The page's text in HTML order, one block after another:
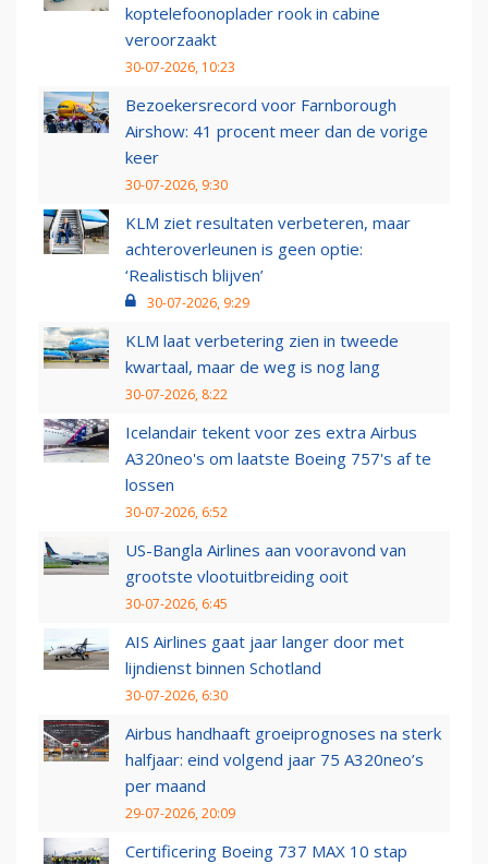
koptelefoonoplader rook in cabine
veroorzaakt
30-07-2026, 10:23
Bezoekersrecord voor Farnborough
Airshow: 41 procent meer dan de vorige
keer
30-07-2026, 9:30
KLM ziet resultaten verbeteren, maar
achteroverleunen is geen optie:
‘Realistisch blijven’
30-07-2026, 9:29
KLM laat verbetering zien in tweede
kwartaal, maar de weg is nog lang
30-07-2026, 8:22
Icelandair tekent voor zes extra Airbus
A320neo's om laatste Boeing 757's af te
lossen
30-07-2026, 6:52
US-Bangla Airlines aan vooravond van
grootste vlootuitbreiding ooit
30-07-2026, 6:45
AIS Airlines gaat jaar langer door met
lijndienst binnen Schotland
30-07-2026, 6:30
Airbus handhaaft groeiprognoses na sterk
halfjaar: eind volgend jaar 75 A320neo’s
per maand
29-07-2026, 20:09
Certificering Boeing 737 MAX 10 stap